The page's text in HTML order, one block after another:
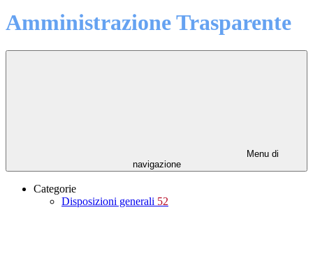
Amministrazione Trasparente
Menu di
navigazione
Categorie
Disposizioni generali 52